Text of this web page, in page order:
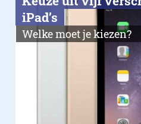
iPad’s
Welke moet je kiezen?